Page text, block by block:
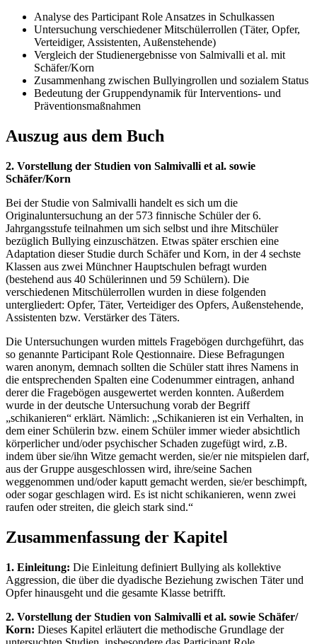
Analyse des Participant Role Ansatzes in Schulkassen
Untersuchung verschiedener Mitschülerrollen (Täter, Opfer,
Verteidiger, Assistenten, Außenstehende)
Vergleich der Studienergebnisse von Salmivalli et al. mit
Schäfer/Korn
Zusammenhang zwischen Bullyingrollen und sozialem Status
Bedeutung der Gruppendynamik für Interventions- und
Präventionsmaßnahmen
Auszug aus dem Buch
2. Vorstellung der Studien von Salmivalli et al. sowie
Schäfer/Korn
Bei der Studie von Salmivalli handelt es sich um die
Originaluntersuchung an der 573 finnische Schüler der 6.
Jahrgangsstufe teilnahmen um sich selbst und ihre Mitschüler
bezüglich Bullying einzuschätzen. Etwas später erschien eine
Adaptation dieser Studie durch Schäfer und Korn, in der 4 sechste
Klassen aus zwei Münchner Hauptschulen befragt wurden
(bestehend aus 40 Schülerinnen und 59 Schülern). Die
verschiedenen Mitschülerrollen wurden in diese folgenden
untergliedert: Opfer, Täter, Verteidiger des Opfers, Außenstehende,
Assistenten bzw. Verstärker des Täters.
Die Untersuchungen wurden mittels Fragebögen durchgeführt, das
so genannte Participant Role Qestionnaire. Diese Befragungen
waren anonym, demnach sollten die Schüler statt ihres Namens in
die entsprechenden Spalten eine Codenummer eintragen, anhand
derer die Fragebögen ausgewertet werden konnten. Außerdem
wurde in der deutsche Untersuchung vorab der Begriff
„schikanieren“ erklärt. Nämlich: „Schikanieren ist ein Verhalten, in
dem einer Schülerin bzw. einem Schüler immer wieder absichtlich
körperlicher und/oder psychischer Schaden zugefügt wird, z.B.
indem über sie/ihn Witze gemacht werden, sie/er nie mitspielen darf,
aus der Gruppe ausgeschlossen wird, ihre/seine Sachen
weggenommen und/oder kaputt gemacht werden, sie/er beschimpft,
oder sogar geschlagen wird. Es ist nicht schikanieren, wenn zwei
raufen oder streiten, die gleich stark sind.“
Zusammenfassung der Kapitel
1. Einleitung: Die Einleitung definiert Bullying als kollektive
Aggression, die über die dyadische Beziehung zwischen Täter und
Opfer hinausgeht und die gesamte Klasse betrifft.
2. Vorstellung der Studien von Salmivalli et al. sowie Schäfer/
Korn: Dieses Kapitel erläutert die methodische Grundlage der